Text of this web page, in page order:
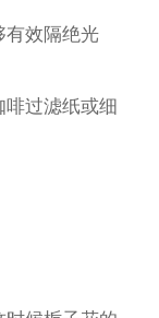
有效隔绝光
过滤纸或细